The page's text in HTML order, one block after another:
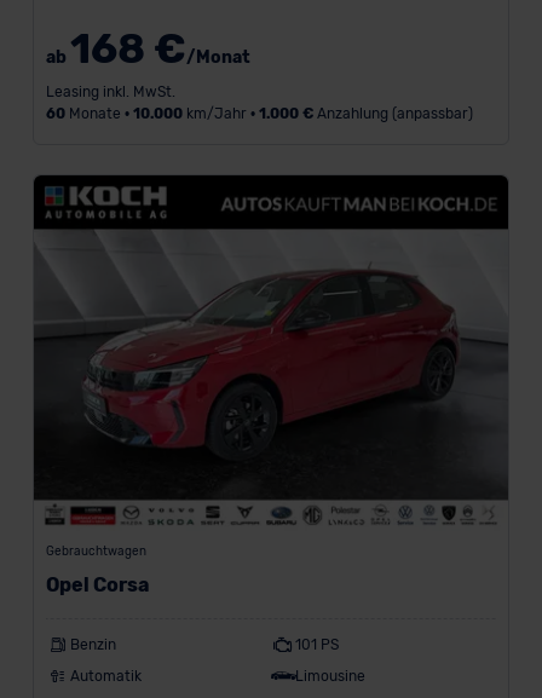
ab 168 €/Monat
Leasing inkl. MwSt.
60Monate • 10.000km/Jahr • 1.000 €Anzahlung (anpassbar)
Gebrauchtwagen
Opel Corsa
Benzin
101 PS
Automatik
Limousine